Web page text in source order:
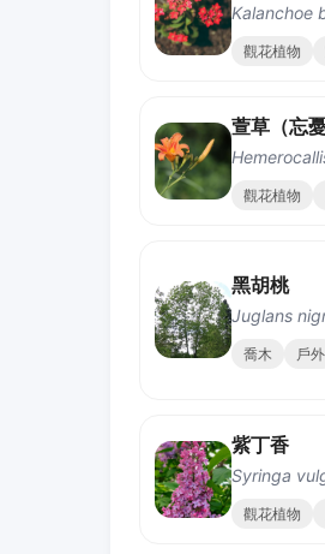
Kalanchoe
觀花植物
萱草（忘憂
觀花植物
黑胡桃
Juglans
喬木 戶外
紫丁香
Syringa
觀花植物